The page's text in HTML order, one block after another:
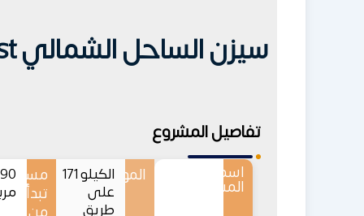
سيزن الساحل الشمالي Seazen North Coast
تفاصيل المشروع
اسم
المشروع
الموقع الكيلو 171
على
طريق
مساحات
تبدأ